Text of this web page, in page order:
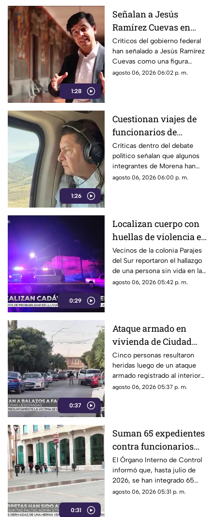
1:28
Señalan a Jesús
Ramírez Cuevas en
debate sobre regulación
y libertad de expresión
Críticos del gobierno federal
han señalado a Jesús Ramírez
Cuevas como una figura
relevante dentro de la
agosto 06, 2026 06:02 p. m.
1:26
Cuestionan viajes de
funcionarios de
Morena por presuntos
gastos alejados de la
austeridad
Críticas dentro del debate
político señalan que algunos
integrantes de Morena han
sido señalados por realizar
agosto 06, 2026 06:00 p. m.
0:29
Localizan cuerpo con
huellas de violencia en
calles de Parajes del
Sur | VIDEO
Vecinos de la colonia Parajes
del Sur reportaron el hallazgo
de una persona sin vida en la
vía pública.
agosto 06, 2026 05:42 p. m.
0:37
Ataque armado en
vivienda de Ciudad
Juárez deja cinco
personas heridas |
VIDEO
Cinco personas resultaron
heridas luego de un ataque
armado registrado al interior
de un domicilio en el
agosto 06, 2026 05:37 p. m.
0:31
Suman 65 expedientes
contra funcionarios
municipales de
Chihuahua | VIDEO
El Órgano Interno de Control
informó que, hasta julio de
2026, se han integrado 65
expedientes por presuntas
agosto 06, 2026 05:31 p. m.